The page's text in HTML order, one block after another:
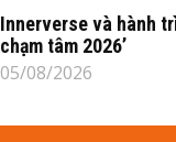
Innerverse và hành
chạm tâm 2026’
05/08/2026